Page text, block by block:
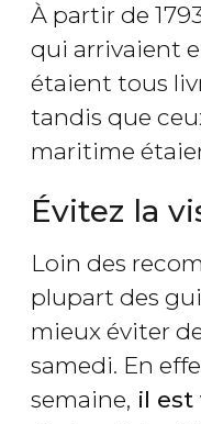
À partir de
qui arrivaient
étaient tous
tandis que
maritime
Évitez la
Loin des
plupart des
mieux éviter
samedi. En
semaine, il